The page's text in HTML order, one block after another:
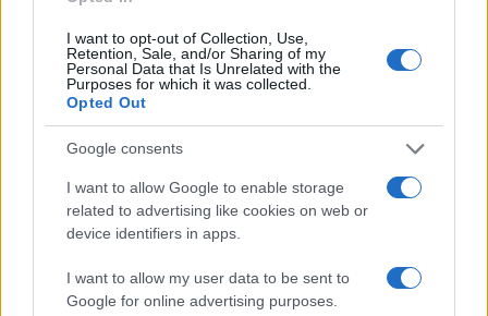
I want to opt-out of Collection, Use,
Retention, Sale, and/or Sharing of my
Personal Data that Is Unrelated with the
Purposes for which it was collected.
Opted Out
Google consents
I want to allow Google to enable storage
related to advertising like cookies on web or
device identifiers in apps.
I want to allow my user data to be sent to
Google for online advertising purposes.
Impostazioni telefono e avvisi: ecosistema per
attenzione sana
Francesca Lombardi · 1 Ago 2026
XPENG Partner del Teatro del Silenzio 2026: Veicoli
Elettrici e Musica in Sinfonia
Rilancio degli impianti sciistici in Val Vigezzo, Val
Formazza e Valle Antrona